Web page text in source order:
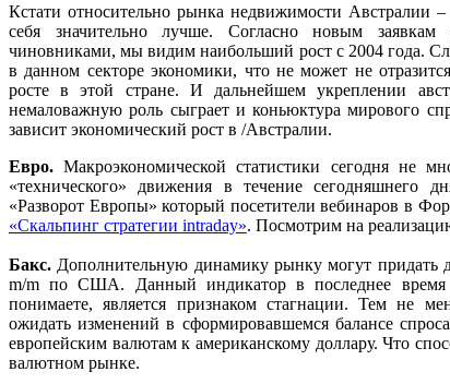
Кстати относительно рынка недвижимости Австралии
себя значительно лучше. Согласно новым
чиновниками, мы видим наибольший рост с 2004 года.
в данном секторе экономики, что не может не
росте в этой стране. И дальнейшем укреплении
немаловажную роль сыграет и коньюктура мирового
зависит экономический рост в /Австралии.
Евро. Макроэкономической статистики сегодня не
«технического» движения в течение сегодняшнего
«Разворот Европы» который посетители вебинаров в
«Скальпинг стратегии intraday». Посмотрим на
Бакс. Дополнительную динамику рынку могут придать
m/m по США. Данный индикатор в последнее время
понимаете, является признаком стагнации. Тем не
ожидать изменений в сформировавшемся балансе
европейским валютам к американскому доллару. Что
валютном рынке.